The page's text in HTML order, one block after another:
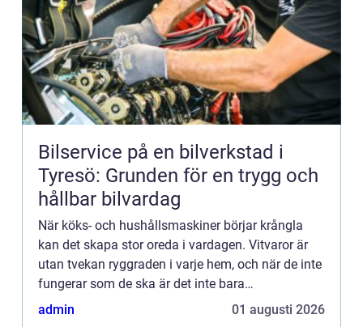
Bilservice på en bilverkstad i
Tyresö: Grunden för en trygg och
hållbar bilvardag
När köks- och hushållsmaskiner börjar krångla
kan det skapa stor oreda i vardagen. Vitvaror är
utan tvekan ryggraden i varje hem, och när de inte
fungerar som de ska är det inte bara
matlagningen och klä...
admin 01 augusti 2026